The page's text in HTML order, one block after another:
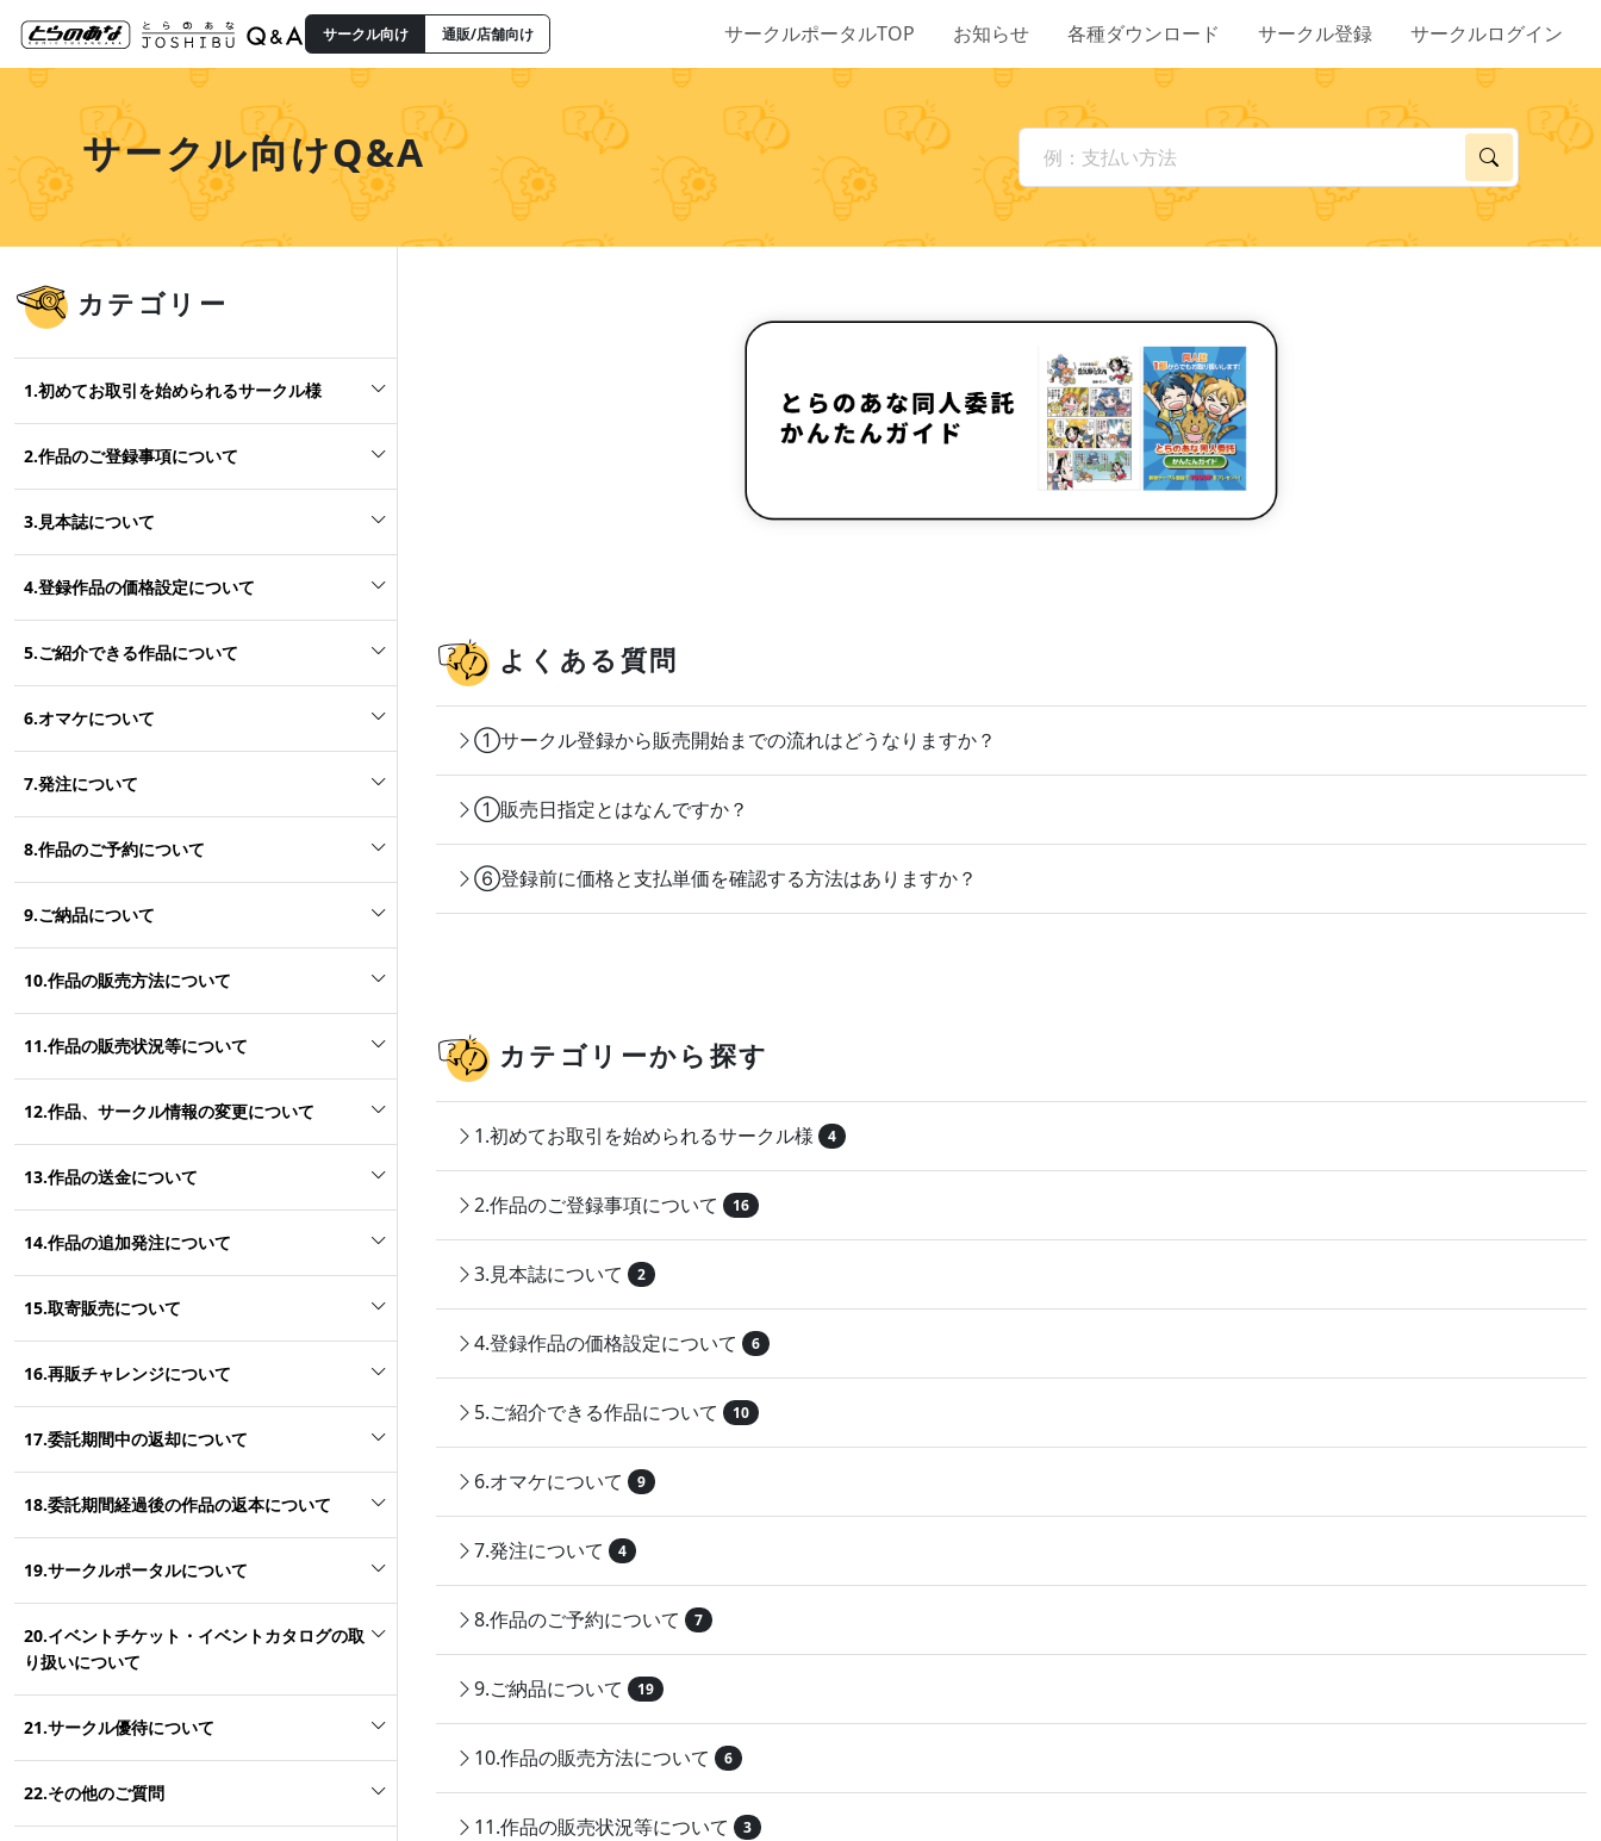
サークル向け 通販/店舗向け サークルポータルTOP お知らせ 各種ダウンロード サークル登録 サークルログイン
サークル向けQ&A
カテゴリー
1.初めてお取引を始められるサークル様
2.作品のご登録事項について
3.見本誌について
4.登録作品の価格設定について
5.ご紹介できる作品について
6.オマケについて
7.発注について
8.作品のご予約について
9.ご納品について
10.作品の販売方法について
11.作品の販売状況等について
12.作品、サークル情報の変更について
13.作品の送金について
14.作品の追加発注について
15.取寄販売について
16.再販チャレンジについて
17.委託期間中の返却について
18.委託期間経過後の作品の返本について
19.サークルポータルについて
20.イベントチケット・イベントカタログの取
り扱いについて
21.サークル優待について
22.その他のご質問
よくある質問
①サークル登録から販売開始までの流れはどうなりますか？
①販売日指定とはなんですか？
⑥登録前に価格と支払単価を確認する方法はありますか？
カテゴリーから探す
1.初めてお取引を始められるサークル様 4
2.作品のご登録事項について 16
3.見本誌について 2
4.登録作品の価格設定について 6
5.ご紹介できる作品について 10
6.オマケについて 9
7.発注について 4
8.作品のご予約について 7
9.ご納品について 19
10.作品の販売方法について 6
11.作品の販売状況等について 3